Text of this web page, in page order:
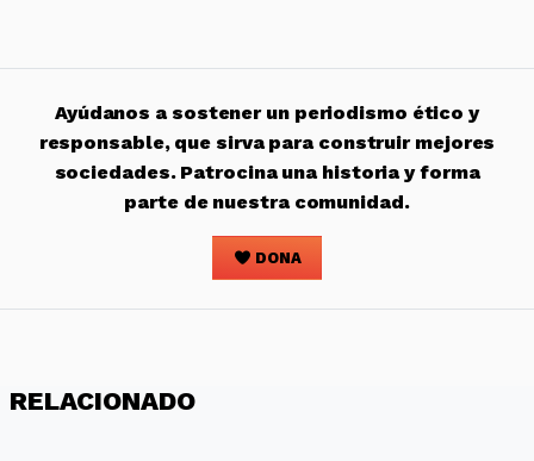
Ayúdanos a sostener un periodismo ético y
responsable, que sirva para construir mejores
sociedades. Patrocina una historia y forma
parte de nuestra comunidad.
DONA
RELACIONADO